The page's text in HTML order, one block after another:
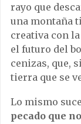
rayo que
una montaña
creativa con
el futuro del
cenizas, que,
tierra que se
Lo mismo
pecado que